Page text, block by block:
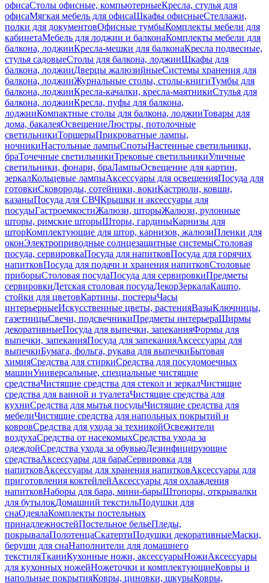
офисаСтолы офисные, компьютерныеКресла, стулья для
офисаМягкая мебель для офисаШкафы офисныеСтеллажи,
полки для документовОфисные тумбыКомплекты мебели для
кабинетаМебель для лоджии и балконаКомплекты мебели для
балкона, лоджииКресла-мешки для балконаКресла подвесные,
стулья садовыеСтолы для балкона, лоджииШкафы для
балкона, лоджииДверцы жалюзийныеСистемы хранения для
балкона, лоджииЖурнальные столы, столы-книгиТумбы для
балкона, лоджииКресла-качалки, кресла-маятникиСтулья для
балкона, лоджииКресла, пуфы для балкона,
лоджииКомпактные столы для балкона, лоджииТовары для
дома, бакалеяОсвещениеЛюстры, потолочные
светильникиТоршерыПрикроватные лампы,
ночникиНастольные лампыСпотыНастенные светильники,
браТочечные светильникиТрековые светильникиУличные
светильники, фонари, браЛампыОсвещение для картин,
зеркалКольцевые лампыАксессуары для освещенияПосуда для
готовкиСковороды, сотейники, вокиКастрюли, ковши,
казаныПосуда для СВЧКрышки и аксессуары для
посудыГастроемкостиЖалюзи, шторыЖалюзи, рулонные
шторы, римские шторыШторы, гардиныКарнизы для
шторКомплектующие для штор, карнизов, жалюзиПленки для
оконЭлектроприводные солнцезащитные системыСтоловая
посуда, сервировкаПосуда для напитковПосуда для горячих
напитковПосуда для подачи и хранения напитковСтоловые
приборыСтоловая посудаПосуда для сервировкиПредметы
сервировкиДетская столовая посудаДекорЗеркалаКашпо,
стойки для цветовКартины, постерыЧасы
интерьерныеИскусственные цветы, растенияВазыКлючницы,
газетницыСвечи, подсвечникиПредметы интерьераШирмы
декоративныеПосуда для выпечки, запеканияФормы для
выпечки, запеканияПосуда для запеканияАксессуары для
выпечкиБумага, фольга, рукава для выпечкиБытовая
химияСредства для стиркиСредства для посудомоечных
машинУниверсальные, специальные чистящие
средстваЧистящие средства для стекол и зеркалЧистящие
средства для ванной и туалетаЧистящие средства для
кухниСредства для мытья посудыЧистящие средства для
мебелиЧистящие средства для напольных покрытий и
ковровСредства для ухода за техникойОсвежители
воздухаСредства от насекомыхСредства ухода за
одеждойСредства ухода за обувьюДезинфицирующие
средстваАксессуары для бараСервировка для
напитковАксессуары для хранения напитковАксессуары для
приготовления коктейлейАксессуары для охлаждения
напитковНаборы для бара, мини-барыШтопоры, открывалки
для бутылокДомашний текстильПодушки для
снаОдеялаКомплекты постельных
принадлежностейПостельное бельеПледы,
покрывалаПолотенцаСкатертиПодушки декоративныеМаски,
беруши для снаНаполнители для домашнего
текстиляТканиКухонные ножи, аксессуарыНожиАксессуары
для кухонных ножейНожеточки и комплектующиеКовры и
напольные покрытияКовры, циновки, шкурыКовры,